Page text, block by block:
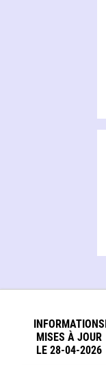
INFORMATIONS
MISES À JOUR
LE 28-04-2026